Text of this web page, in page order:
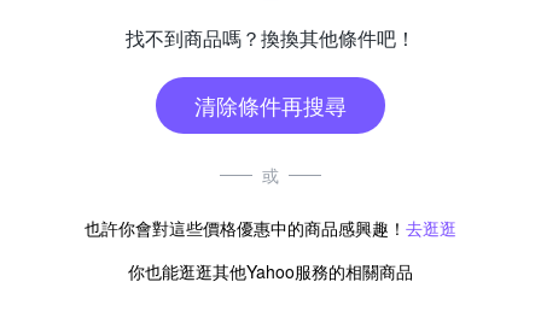
找不到商品嗎？換換其他條件吧！
清除條件再搜尋
或
也許你會對這些價格優惠中的商品感興趣！ 去逛逛
你也能逛逛其他Yahoo服務的相關商品